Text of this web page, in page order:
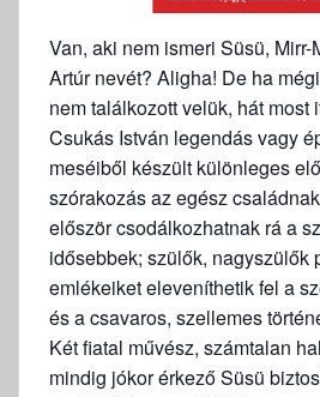
Van, aki nem ismeri Süsü,
Artúr nevét? Aligha! De ha
nem találkozott velük, hát most
Csukás István legendás vagy
meséiből készült különleges
szórakozás az egész
először csodálkozhatnak rá a
idősebbek; szülők, nagyszülők
emlékeiket eleveníthetik fel a
és a csavaros, szellemes
Két fiatal művész, számtalan
mindig jókor érkező Süsü